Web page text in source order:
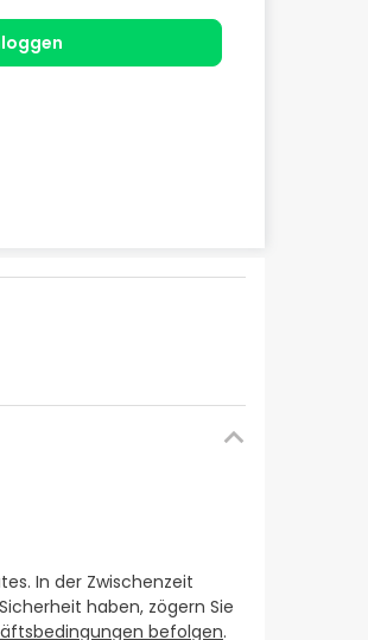
In der Zwischenzeit
haben, zögern Sie
befolgen.